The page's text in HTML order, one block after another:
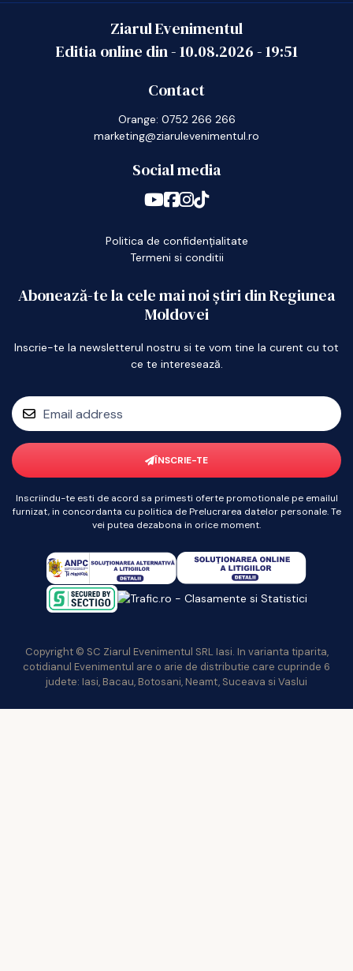
Ziarul Evenimentul
Editia online din -10.08.2026-19:51
Contact
Orange: 0752 266 266
marketing@ziarulevenimentul.ro
Social media
Politica de confidențialitate
Termeni si conditii
Abonează-te la cele mai noi știri din Regiunea
Moldovei
Inscrie-te la newsletterul nostru si te vom tine la curent cu tot
ce te interesează.
ÎNSCRIE-TE
Inscriindu-te esti de acord sa primesti oferte promotionale pe emailul
furnizat, in concordanta cu politica de Prelucrarea datelor personale. Te
vei putea dezabona in orice moment.
Copyright © SC Ziarul Evenimentul SRL Iasi. In varianta tiparita,
cotidianul Evenimentul are o arie de distributie care cuprinde 6
judete: Iasi, Bacau, Botosani, Neamt, Suceava si Vaslui